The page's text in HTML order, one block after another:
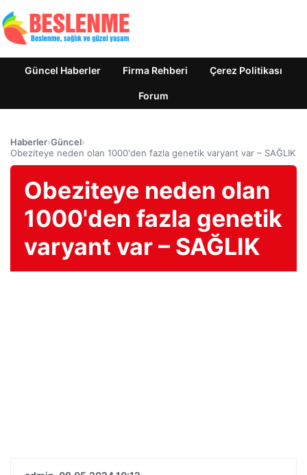
Güncel Haberler Firma Rehberi Çerez Politikası
Forum
Haberler›Güncel›
Obeziteye neden olan 1000'den fazla genetik varyant var – SAĞLIK
Obeziteye neden olan
1000'den fazla genetik
varyant var – SAĞLIK